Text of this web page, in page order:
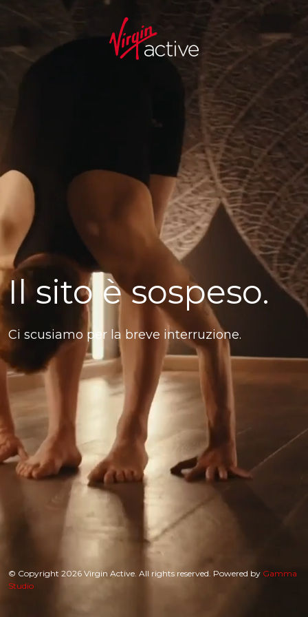
Il sito è sospeso.
Ci scusiamo per la breve interruzione.
© Copyright 2026 Virgin Active. All rights reserved. Powered by Gamma
Studio